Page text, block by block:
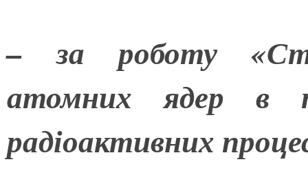
– за роботу
атомних ядер в
радіоактивних